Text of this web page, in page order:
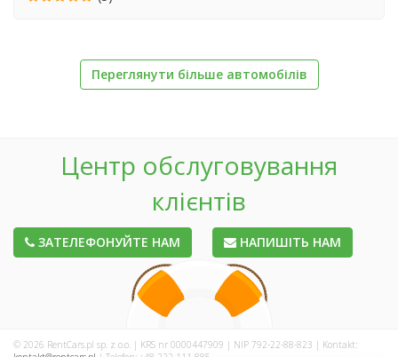
Переглянути більше автомобілів
Центр обслуговування
клієнтів
ЗАТЕЛЕФОНУЙТЕ НАМ НАПИШІТЬ НАМ
© 2026 RentCars.pl sp. z o.o. | KRS nr 0000447909 | NIP 792-22-88-823 | Kontakt: